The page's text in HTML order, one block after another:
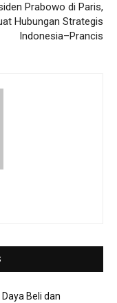
Prabowo di Paris,
Hubungan Strategis
Indonesia–Prancis
Beli dan